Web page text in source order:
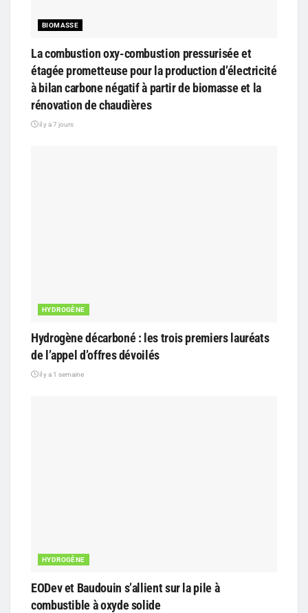
BIOMASSE
La combustion oxy-combustion pressurisée et
étagée prometteuse pour la production d’électricité
à bilan carbone négatif à partir de biomasse et la
rénovation de chaudières
il y a 7 jours
HYDROGÈNE
Hydrogène décarboné : les trois premiers lauréats
de l’appel d’offres dévoilés
il y a 1 semaine
HYDROGÈNE
EODev et Baudouin s’allient sur la pile à
combustible à oxyde solide